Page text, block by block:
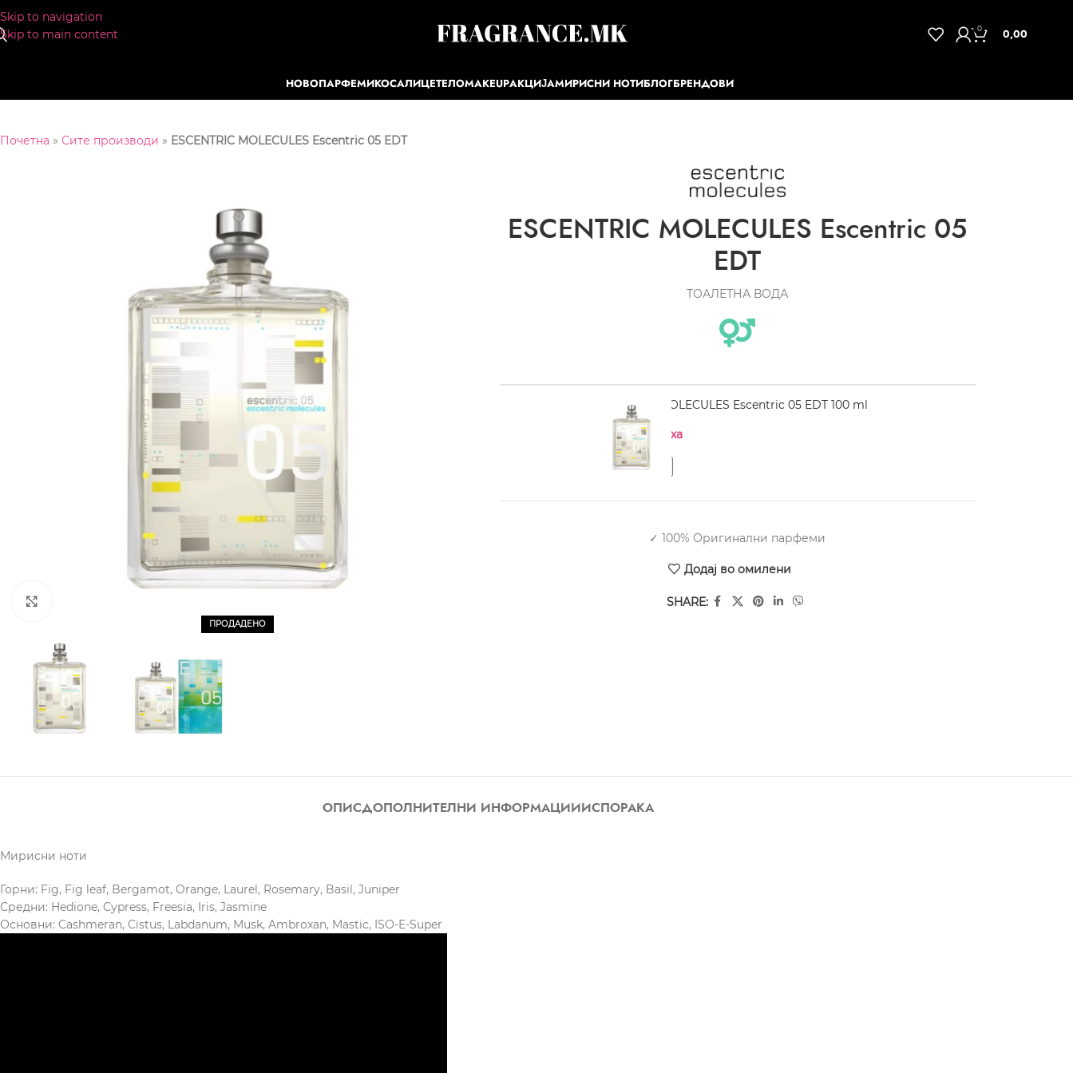
Skip to navigation
Skip to main content
0 0,00
НОВОПАРФЕМИКОСАЛИЦЕТЕЛОMAKEUPАКЦИЈАМИРИСНИ НОТИБЛОГБРЕНДОВИ
Почетна » Сите производи » ESCENTRIC MOLECULES Escentric 05 EDT
ПРОДАДЕНО
ESCENTRIC MOLECULES Escentric 05
EDT
ТОАЛЕТНА ВОДА
ESCENTRIC MOLECULES Escentric 05 EDT 100 ml
Нема на залиха
✓ 100% Оригинални парфеми
Додај во омилени
SHARE:
ОПИСДОПОЛНИТЕЛНИ ИНФОРМАЦИИИСПОРАКА
Мирисни ноти
Горни: Fig, Fig leaf, Bergamot, Orange, Laurel, Rosemary, Basil, Juniper
Средни: Hedione, Cypress, Freesia, Iris, Jasmine
Основни: Cashmeran, Cistus, Labdanum, Musk, Ambroxan, Mastic, ISO-E-Super